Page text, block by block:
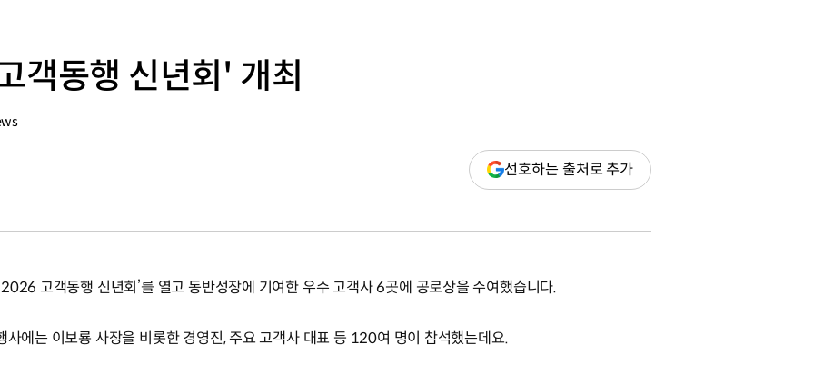
객동행 신년회' 개최
선호하는 출처로 추가(새
창
고객동행 신년회’를 열고 동반성장에 기여한 우수 고객사 6곳에 공로상을 수여했습니다.
에는 이보룡 사장을 비롯한 경영진, 주요 고객사 대표 등 120여 명이 참석했는데요.